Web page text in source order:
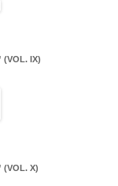
(VOL. IX)
(VOL. X)